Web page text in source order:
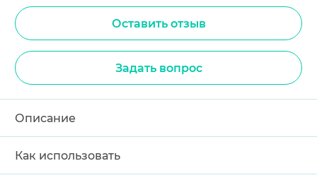
Оставить отзыв
Задать вопрос
Описание
Как использовать